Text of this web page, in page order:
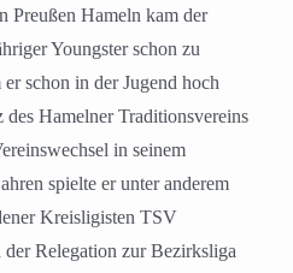
Preußen Hameln kam der
Youngster schon zu
schon in der Jugend hoch
Hamelner Traditionsvereins
in seinem
spielte er unter anderem
Kreisligisten TSV
Relegation zur Bezirksliga